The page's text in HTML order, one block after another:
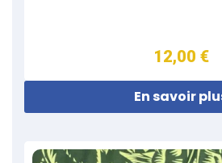
12,00 €
En savoir